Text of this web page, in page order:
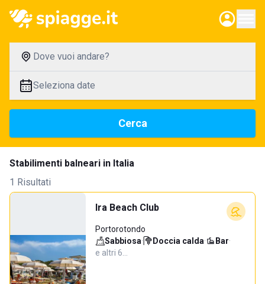
Dove vuoi andare?
Seleziona date
Cerca
Stabilimenti balneari in Italia
1 Risultati
Ira Beach Club
Portorotondo
Sabbiosa· Doccia calda· Bar·
e altri 6…